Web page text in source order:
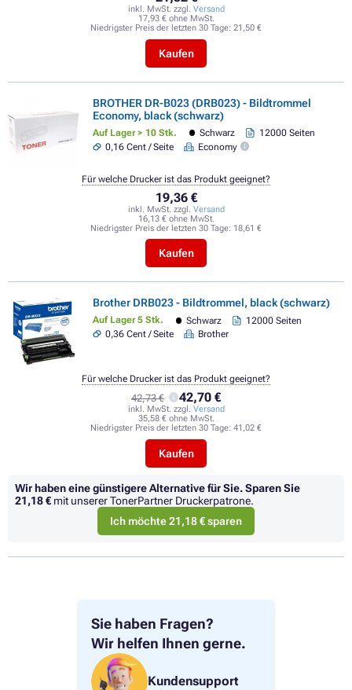
Sie haben Fragen?
Wir helfen Ihnen gerne.
Kundensupport
inkl. MwSt. zzgl. Versand
17,93 € ohne MwSt.
Niedrigster Preis der letzten 30 Tage: 21,50 €
Kaufen
BROTHER DR-B023 (DRB023) - Bildtrommel
Economy, black (schwarz)
Auf Lager > 10 Stk. Schwarz
12000 Seiten
0,16 Cent / Seite
Economy
19,36 €
inkl. MwSt. zzgl. Versand
16,13 € ohne MwSt.
Niedrigster Preis der letzten 30 Tage: 18,61 €
Kaufen
Für welche Drucker ist das Produkt geeignet?
Brother DRB023 - Bildtrommel, black (schwarz)
Auf Lager 5 Stk. Schwarz
12000 Seiten
0,36 Cent / Seite
Brother
42,73 € 42,70 €
inkl. MwSt. zzgl. Versand
35,58 € ohne MwSt.
Niedrigster Preis der letzten 30 Tage: 41,02 €
Kaufen
Für welche Drucker ist das Produkt geeignet?
Wir haben eine günstigere Alternative für Sie.Sparen Sie
21,18 € mit unserer TonerPartner Druckerpatrone.
Ich möchte 21,18 € sparen